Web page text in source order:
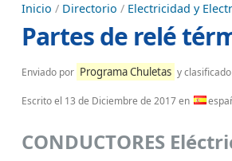
Inicio / Directorio / Electricidad y
Partes de relé
Enviado por Programa Chuletas y
Escrito el 13 de Diciembre de 2017en
CONDUCTORES